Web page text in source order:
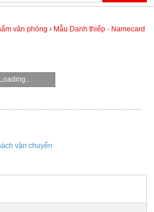
văn phòng › Mẫu Danh thiếp - Namecard
Loading...
vận chuyển